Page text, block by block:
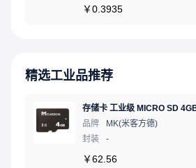
￥0.3935
精选工业品推荐
存储卡 工业级 MICRO SD
品牌
MK(米客方德)
封装
-
￥62.56